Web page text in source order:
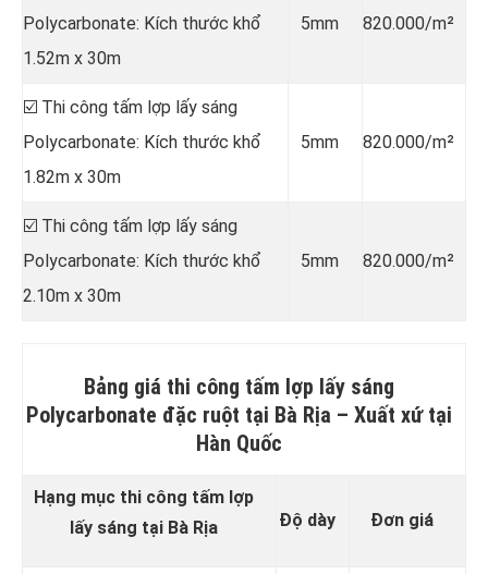
Polycarbonate: Kích thước khổ
1.52m x 30m
5mm 820.000/m²
☑️ Thi công tấm lợp lấy sáng
Polycarbonate: Kích thước khổ
1.82m x 30m
5mm 820.000/m²
☑️ Thi công tấm lợp lấy sáng
Polycarbonate: Kích thước khổ
2.10m x 30m
5mm 820.000/m²
Bảng giá thi công tấm lợp lấy sáng
Polycarbonate đặc ruột tại Bà Rịa – Xuất xứ tại
Hàn Quốc
Hạng mục thi công tấm lợp
lấy sáng tại Bà Rịa
Độ dày Đơn giá